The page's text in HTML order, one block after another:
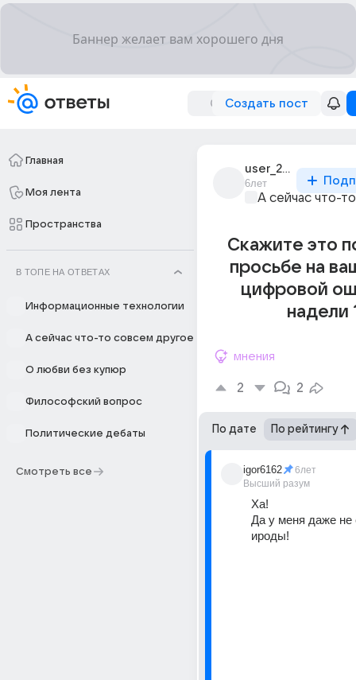
Создать пост
Главная
Моя лента
Пространства
В ТОПЕ НА ОТВЕТАХ
Информационные технологии
А сейчас что-то совсем другое
О любви без купюр
Философский вопрос
Политические дебаты
Смотреть все
user_275401737
6лет
А сейчас что-
Скажите это
просьбе на
цифровой
надели
мнения
2 2
По дате По рейтингу
igor6162
Высший разум
6лет
Ха!
Да у меня даже не
ироды!